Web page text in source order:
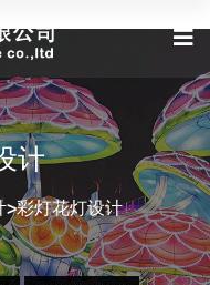
计
>彩灯花灯设计